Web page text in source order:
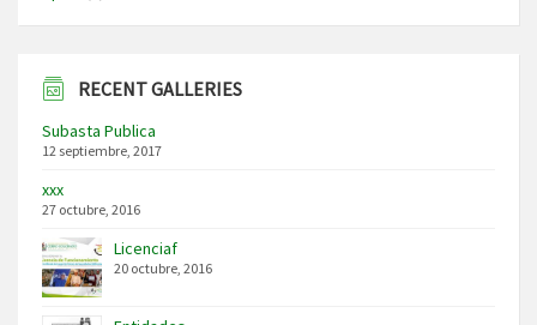
RECENT GALLERIES
Subasta Publica
12 septiembre, 2017
xxx
27 octubre, 2016
Licenciaf
20 octubre, 2016